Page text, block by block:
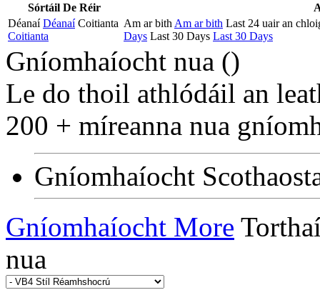
Sórtáil De Réir
Déanaí Déanaí Coitianta
Coitianta
Am ar bith Am ar bith Last 24 uair an
Days Last 30 Days Last 30 Days
Gníomhaíocht nua ()
Le do thoil athlódáil an
200 + míreanna nua
Gníomhaíocht
Gníomhaíocht More
nua